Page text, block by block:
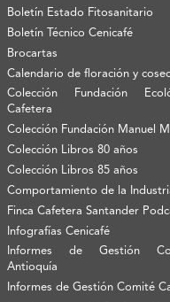
Boletín Estado Fitosanitario
Boletín Técnico Cenicafé
Brocartas
Calendario de floración y
Colección Fundación
Cafetera
Colección Fundación Manuel
Colección Libros 80 años
Colección Libros 85 años
Comportamiento de la
Finca Cafetera Santander
Infografías Cenicafé
Informes de Gestión
Antioquía
Informes de Gestión Comité